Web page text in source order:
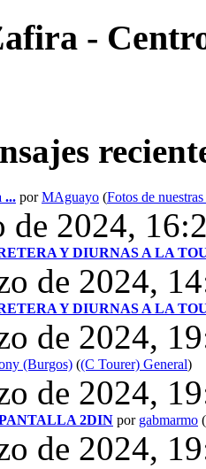
-
... porMAguayo (Fotos de
de 2024,
Y DIURNAS A LA
de 2024,
Y DIURNAS A LA
de 2024,
(Burgos) ((C Tourer) General)
de 2024,
2DIN por gabmarmo (
de 2024,